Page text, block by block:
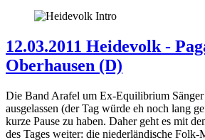
12.03.2011 Heidevolk -
Oberhausen (D)
Die Band Arafel um Ex-Equilibrium Sänger
ausgelassen (der Tag würde eh noch lang
kurze Pause zu haben. Daher geht es mit
des Tages weiter: die niederländische Folk-